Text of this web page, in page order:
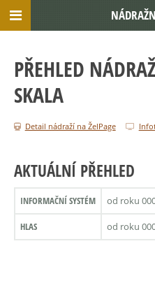
PŘEHLED
SKALA
Detail nádraží na ŽelPage
AKTUÁLNÍ PŘEHLED
INFORMAČNÍ SYSTÉM od roku
HLAS od roku